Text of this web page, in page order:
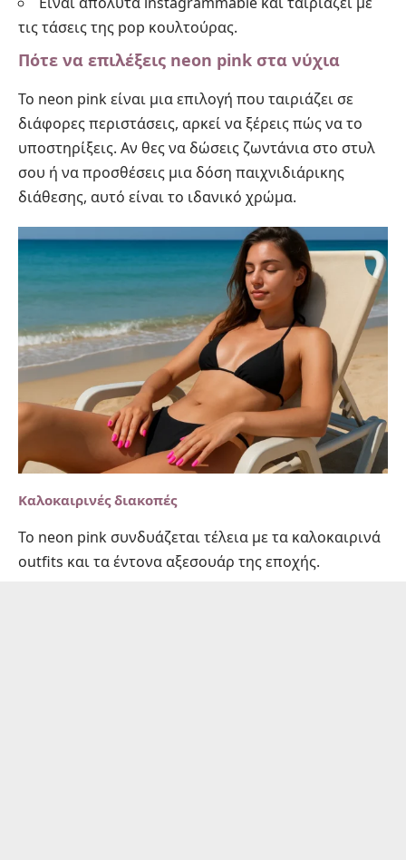
τις τάσεις της pop κουλτούρας.
Πότε να επιλέξεις neon pink στα νύχια
Το neon pink είναι μια επιλογή που ταιριάζει σε
διάφορες περιστάσεις, αρκεί να ξέρεις πώς να το
υποστηρίξεις. Αν θες να δώσεις ζωντάνια στο στυλ
σου ή να προσθέσεις μια δόση παιχνιδιάρικης
διάθεσης, αυτό είναι το ιδανικό χρώμα.
Καλοκαιρινές διακοπές
Το neon pink συνδυάζεται τέλεια με τα καλοκαιρινά
outfits και τα έντονα αξεσουάρ της εποχής.